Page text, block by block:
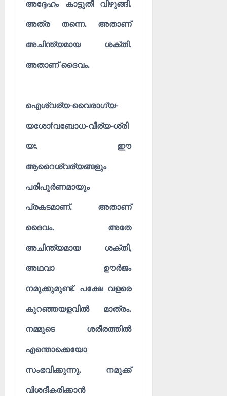
അദ്ദേഹം കാട്ടുതീ വിഴുങ്ങി.
അത്ര തന്നെ. അതാണ്
അചിന്ത്യമായ ശക്തി.
അതാണ് ദൈവം.
ഐശ്വര്യ-വൈരാഗ്യ-
യശോfവബോധ-വീര്യ-ശ്രി
യഃ. ഈ
ആറൈശ്വര്യങ്ങളും
പരിപൂർണമായും
പ്രകടമാണ്. അതാണ്
ദൈവം. അതേ
അചിന്ത്യമായ ശക്തി,
അഥവാ ഊർജം
നമുക്കുമുണ്ട്. പക്ഷേ വളരെ
കുറഞ്ഞയളവിൽ മാത്രം.
നമ്മുടെ ശരീരത്തിൽ
എന്തൊക്കെയോ
സംഭവിക്കുന്നു. നമുക്ക്
വിശദീകരിക്കാൻ